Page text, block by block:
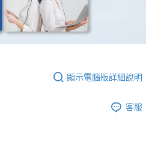
顯示電腦版詳細說明
客服